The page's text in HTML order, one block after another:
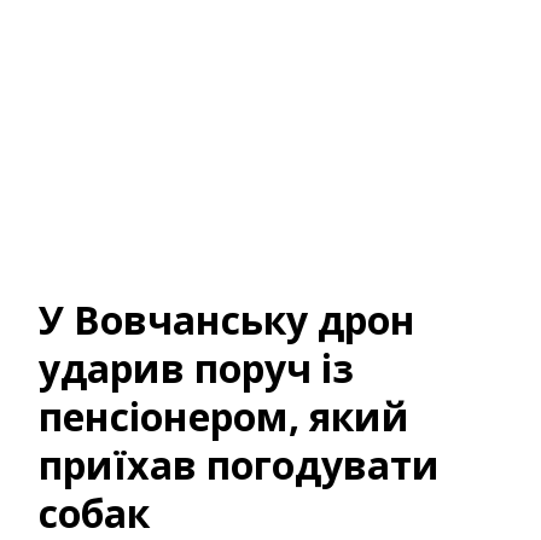
У Вовчанську дрон
ударив поруч із
пенсіонером, який
приїхав погодувати
собак